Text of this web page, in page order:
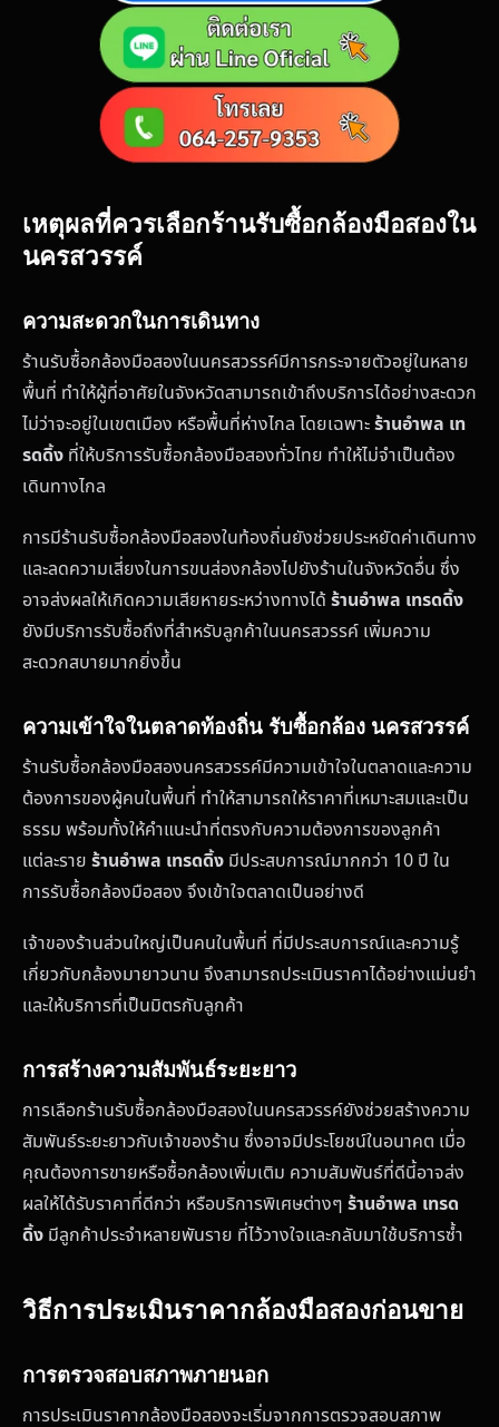
เหตุผลที่ควรเลือกร้านรับซื้อกล้องมือสองใน
นครสวรรค์
ความสะดวกในการเดินทาง
ร้านรับซื้อกล้องมือสองในนครสวรรค์มีการกระจายตัวอยู่ในหลาย
พื้นที่ ทำให้ผู้ที่อาศัยในจังหวัดสามารถเข้าถึงบริการได้อย่างสะดวก
ไม่ว่าจะอยู่ในเขตเมือง หรือพื้นที่ห่างไกล โดยเฉพาะร้านอำพล เท
รดดิ้ง ที่ให้บริการรับซื้อกล้องมือสองทั่วไทย ทำให้ไม่จำเป็นต้อง
เดินทางไกล
การมีร้านรับซื้อกล้องมือสองในท้องถิ่นยังช่วยประหยัดค่าเดินทาง
และลดความเสี่ยงในการขนส่องกล้องไปยังร้านในจังหวัดอื่น ซึ่ง
อาจส่งผลให้เกิดความเสียหายระหว่างทางได้ ร้านอำพล เทรดดิ้ง
ยังมีบริการรับซื้อถึงที่สำหรับลูกค้าในนครสวรรค์ เพิ่มความ
สะดวกสบายมากยิ่งขึ้น
ความเข้าใจในตลาดท้องถิ่น รับซื้อกล้อง นครสวรรค์
ร้านรับซื้อกล้องมือสองนครสวรรค์มีความเข้าใจในตลาดและความ
ต้องการของผู้คนในพื้นที่ ทำให้สามารถให้ราคาที่เหมาะสมและเป็น
ธรรม พร้อมทั้งให้คำแนะนำที่ตรงกับความต้องการของลูกค้า
แต่ละราย ร้านอำพล เทรดดิ้ง มีประสบการณ์มากกว่า 10 ปี ใน
การรับซื้อกล้องมือสอง จึงเข้าใจตลาดเป็นอย่างดี
เจ้าของร้านส่วนใหญ่เป็นคนในพื้นที่ ที่มีประสบการณ์และความรู้
เกี่ยวกับกล้องมายาวนาน จึงสามารถประเมินราคาได้อย่างแม่นยำ
และให้บริการที่เป็นมิตรกับลูกค้า
การสร้างความสัมพันธ์ระยะยาว
การเลือกร้านรับซื้อกล้องมือสองในนครสวรรค์ยังช่วยสร้างความ
สัมพันธ์ระยะยาวกับเจ้าของร้าน ซึ่งอาจมีประโยชน์ในอนาคต เมื่อ
คุณต้องการขายหรือซื้อกล้องเพิ่มเติม ความสัมพันธ์ที่ดีนี้อาจส่ง
ผลให้ได้รับราคาที่ดีกว่า หรือบริการพิเศษต่างๆ ร้านอำพล เทรด
ดิ้ง มีลูกค้าประจำหลายพันราย ที่ไว้วางใจและกลับมาใช้บริการซ้ำ
วิธีการประเมินราคากล้องมือสองก่อนขาย
การตรวจสอบสภาพภายนอก
การประเมินราคากล้องมือสองจะเริ่มจากการตรวจสอบสภาพ